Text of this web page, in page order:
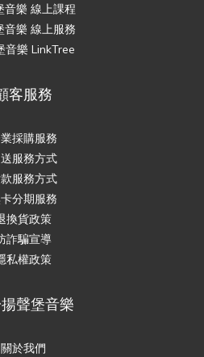
音樂 線上課程
音樂 線上服務
音樂 LinkTree
客服務
採購服務
服務方式
服務方式
分期服務
換貨政策
詐騙宣導
私權政策
聲堡音樂
關於我們